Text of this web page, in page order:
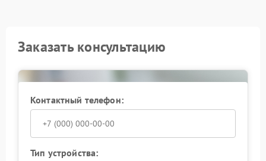
Заказать консультацию
Контактный телефон:
Тип устройства: